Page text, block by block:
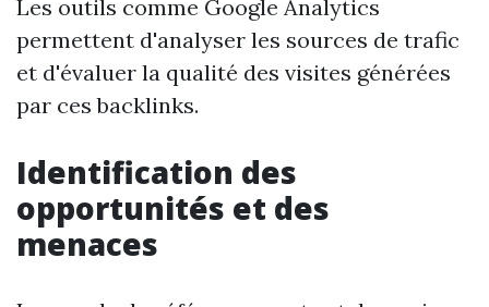
Les outils comme Google Analytics
permettent d'analyser les sources de trafic
et d'évaluer la qualité des visites générées
par ces backlinks.
Identification des
opportunités et des
menaces